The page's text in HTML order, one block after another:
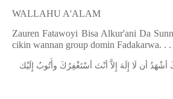
WALLAHU A'ALAM
Zauren Fatawoyi Bisa Alkur'ani Da
cikin wannan group domin Fadakarwa. . .
ﺃﺷْﻬَﺪُ ﺃﻥ ﻟَﺎ ﺇِﻟَﻪَ ﺇِﻻَّ ﺃﻧْﺖَ ﺃﺳْﺘَﻐْﻔِﺮُﻙَ ﻭﺃَﺗُﻮﺏُ ﺇِﻟَﻴْﻚ